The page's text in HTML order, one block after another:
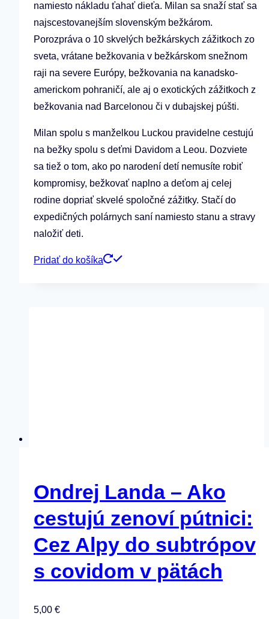
namiesto nákladu ťahať dieťa. Milan sa snaží stať sa
najscestovanejším slovenským bežkárom.
Porozpráva o 10 skvelých bežkárskych zážitkoch zo
sveta, vrátane bežkovania v bežkárskom snežnom
raji na severe Európy, bežkovania na kanadsko-
americkom pohraničí, ale aj o exotických zážitkoch z
bežkovania nad Barcelonou či v dubajskej púšti.
Milan spolu s manželkou Luckou pravidelne cestujú
na bežky spolu s deťmi Davidom a Leou. Dozviete
sa tiež o tom, ako po narodení detí nemusíte robiť
kompromisy, bežkovať naplno a deťom aj celej
rodine dopriať skvelé spoločné zážitky. Stačí do
expedičných polárnych saní namiesto stanu a stravy
naložiť deti.
Pridať do košíka
Ondrej Landa – Ako
cestujú zenoví pútnici:
Cez Alpy do subtrópov
s covidom v pätách
5,00 €